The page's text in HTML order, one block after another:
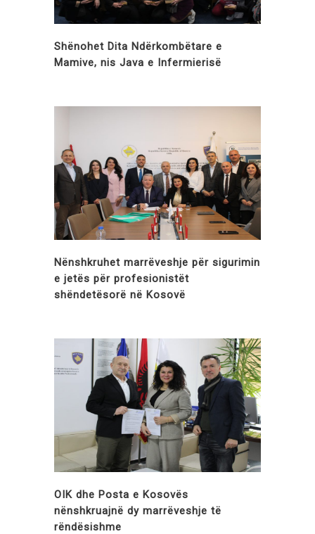
Shënohet Dita Ndërkombëtare e
Mamive, nis Java e Infermierisë
Nënshkruhet marrëveshje për sigurimin
e jetës për profesionistët
shëndetësorë në Kosovë
OIK dhe Posta e Kosovës
nënshkruajnë dy marrëveshje të
rëndësishme